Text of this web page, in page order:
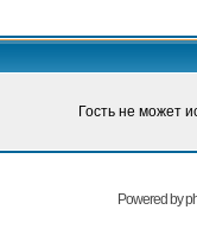
Гость не может
Powered by